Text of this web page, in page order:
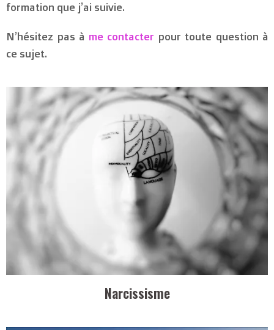
formation que j’ai suivie.
N’hésitez pas à me contacter pour toute question à
ce sujet.
Narcissisme